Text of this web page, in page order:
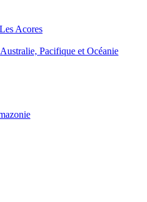
Acores
Australie, Pacifique et Océanie